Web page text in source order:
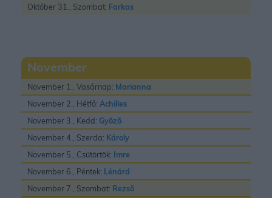
Október 31., Szombat: Farkas
November
November 1., Vasárnap: Marianna
November 2., Hétfő: Achilles
November 3., Kedd: Gyõzõ
November 4., Szerda: Károly
November 5., Csütörtök: Imre
November 6., Péntek: Lénárd
November 7., Szombat: Rezsõ